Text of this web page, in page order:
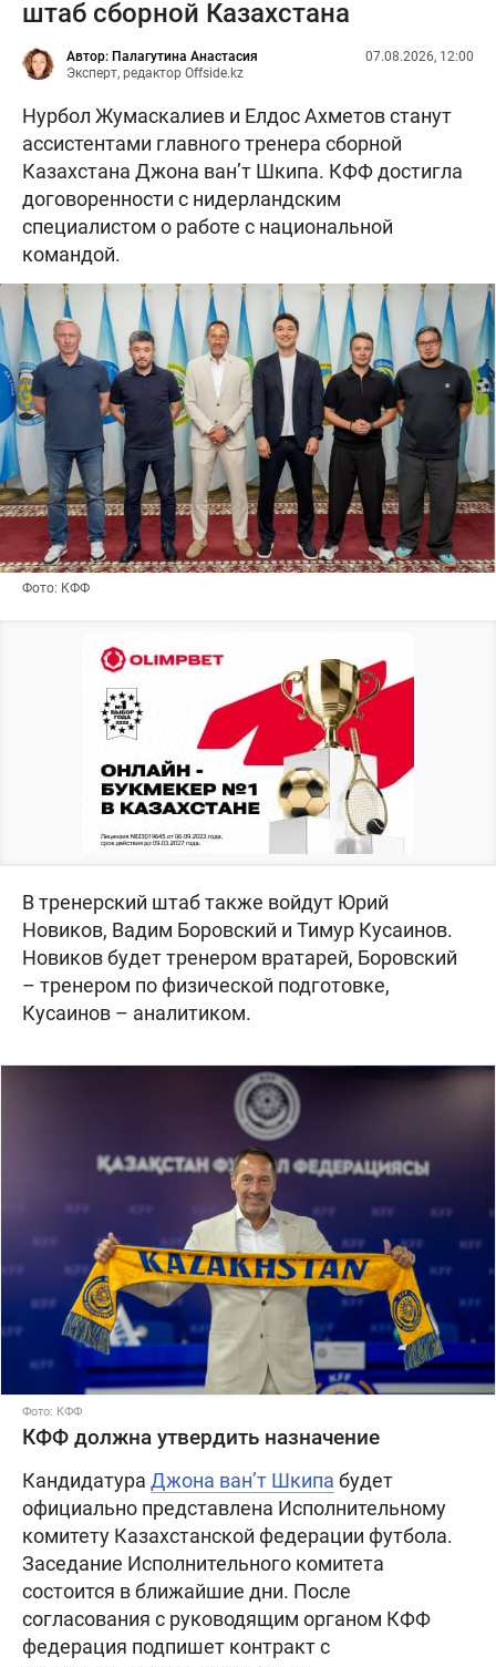
штаб сборной Казахстана
Автор: Палагутина Анастасия
Эксперт, редактор Offside.kz
07.08.2026, 12:00
Нурбол Жумаскалиев и Елдос Ахметов станут
ассистентами главного тренера сборной
Казахстана Джона ван’т Шкипа. КФФ достигла
договоренности с нидерландским
специалистом о работе с национальной
командой.
Фото: КФФ
В тренерский штаб также войдут Юрий
Новиков, Вадим Боровский и Тимур Кусаинов.
Новиков будет тренером вратарей, Боровский
– тренером по физической подготовке,
Кусаинов – аналитиком.
Фото: КФФ
КФФ должна утвердить назначение
Кандидатура Джона ван’т Шкипа будет
официально представлена Исполнительному
комитету Казахстанской федерации футбола.
Заседание Исполнительного комитета
состоится в ближайшие дни. После
согласования с руководящим органом КФФ
федерация подпишет контракт с